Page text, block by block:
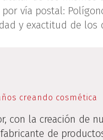
vía postal:
y exactitud de
creando cosmética
con la creación de
de